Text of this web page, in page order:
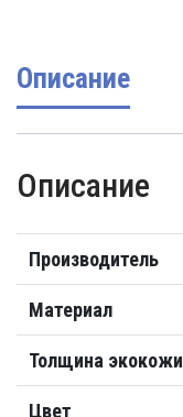
Описание
Описание
Производитель
Материал
Толщина экокожи
Цвет